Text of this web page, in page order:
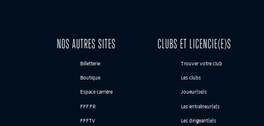
NOS AUTRES SITES
Billetterie
Boutique
Espace carrière
FFF.FR
FFFTV
CLUBS ET LICENCIE(E)S
Trouver votre club
Les clubs
Joueur(se)s
Les entraîneur(e)s
Les dirigeant(e)s